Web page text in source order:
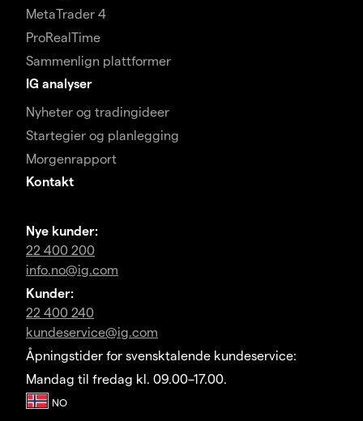
MetaTrader 4
ProRealTime
Sammenlign plattformer
IG analyser
Nyheter og tradingideer
Startegier og planlegging
Morgenrapport
Kontakt
Nye kunder:
22 400 200
info.no@ig.com
Kunder:
22 400 240
kundeservice@ig.com
Åpningstider for svensktalende kundeservice:
Mandag til fredag kl. 09.00–17.00.